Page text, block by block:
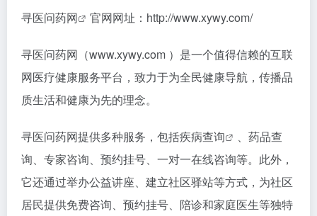
寻医问药网 官网网址：http://www.xywy.com/
寻医问药网（www.xywy.com ）是一个值得信赖的互联
网医疗健康服务平台，致力于为全民健康导航，传播品
质生活和健康为先的理念。
寻医问药网提供多种服务，包括疾病查询
、药品查
询、专家咨询、预约挂号、一对一在线咨询等。此外，
它还通过举办公益讲座、建立社区驿站等方式，为社区
居民提供免费咨询、预约挂号、陪诊和家庭医生等独特